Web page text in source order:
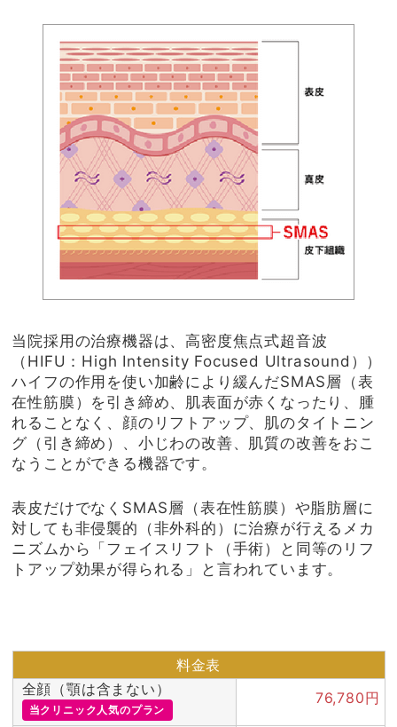
当院採用の治療機器は、高密度焦点式超音波
（HIFU：High Intensity Focused Ultrasound））
ハイフの作用を使い加齢により緩んだSMAS層（表
在性筋膜）を引き締め、肌表面が赤くなったり、腫
れることなく、顔のリフトアップ、肌のタイトニン
グ（引き締め）、小じわの改善、肌質の改善をおこ
なうことができる機器です。
表皮だけでなくSMAS層（表在性筋膜）や脂肪層に
対しても非侵襲的（非外科的）に治療が行えるメカ
ニズムから「フェイスリフト（手術）と同等のリフ
トアップ効果が得られる」と言われています。
料金表
全顔（顎は含まない）
当クリニック人気のプラン
76,780円